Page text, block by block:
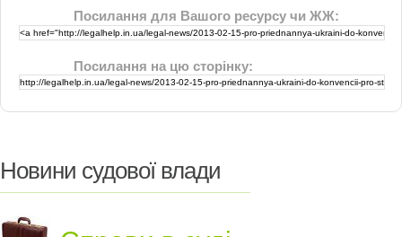
Посилання для Вашого ресурсу чи ЖЖ:
Посилання на цю сторінку:
Новини судової влади